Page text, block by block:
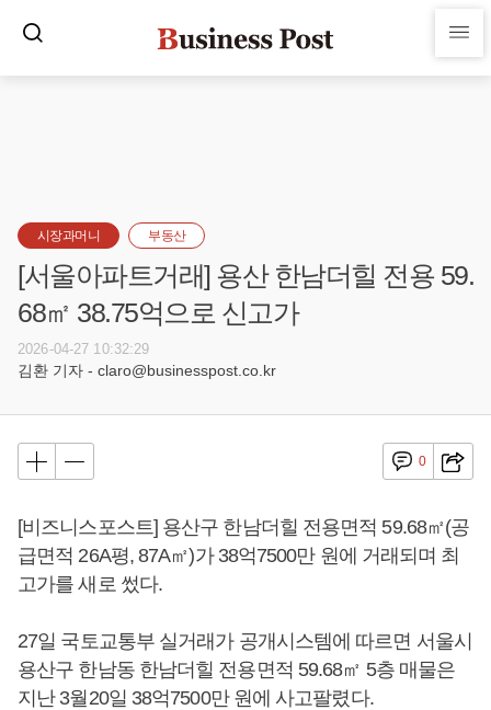
시장과머니 부동산
[서울아파트거래] 용산 한남더힐 전용 59.
68㎡ 38.75억으로 신고가
2026-04-27 10:32:29
김환 기자 - claro@businesspost.co.kr
0
[비즈니스포스트] 용산구 한남더힐 전용면적 59.68㎡(공
급면적 26A평, 87A㎡)가 38억7500만 원에 거래되며 최
고가를 새로 썼다.
27일 국토교통부 실거래가 공개시스템에 따르면 서울시
용산구 한남동 한남더힐 전용면적 59.68㎡ 5층 매물은
지난 3월20일 38억7500만 원에 사고팔렸다.